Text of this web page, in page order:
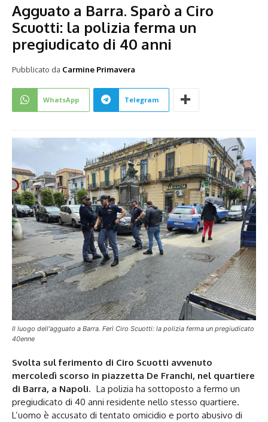
Agguato a Barra. Sparò a Ciro
Scuotti: la polizia ferma un
pregiudicato di 40 anni
Pubblicato da Carmine Primavera
WhatsApp Telegram
Il luogo dell'agguato a Barra. Ferì Ciro Scuotti: la polizia ferma un pregiudicato
40enne
Svolta sul ferimento di Ciro Scuotti avvenuto
mercoledì scorso in piazzetta De Franchi, nel quartiere
di Barra, a Napoli. La polizia ha sottoposto a fermo un
pregiudicato di 40 anni residente nello stesso quartiere.
L’uomo è accusato di tentato omicidio e porto abusivo di